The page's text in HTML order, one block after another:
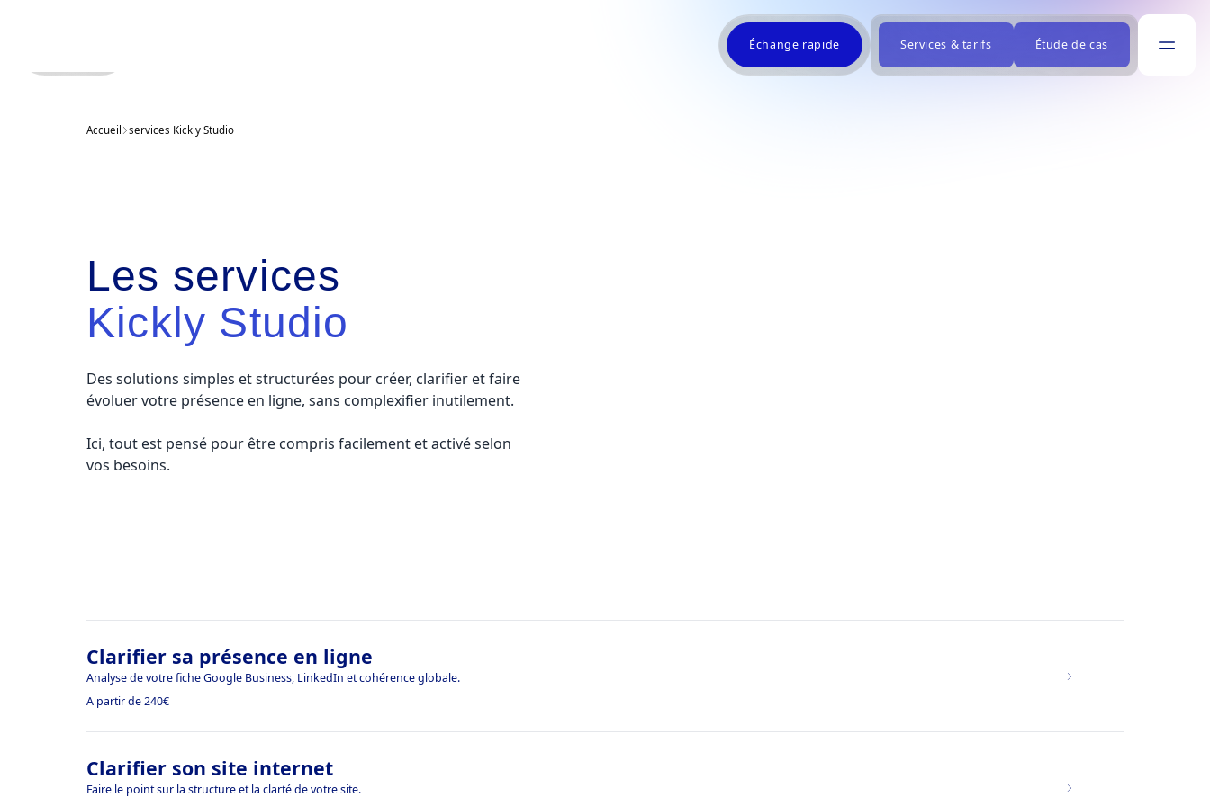
Échange rapide Services & tarifs Étude de cas
Accueil services Kickly Studio
Les services
Kickly Studio
Des solutions simples et structurées pour créer, clarifier et faire
évoluer votre présence en ligne, sans complexifier inutilement.
Ici, tout est pensé pour être compris facilement et activé selon
vos besoins.
Clarifier sa présence en ligne
Analyse de votre fiche Google Business, LinkedIn et cohérence globale.
A partir de 240€
Clarifier son site internet
Faire le point sur la structure et la clarté de votre site.